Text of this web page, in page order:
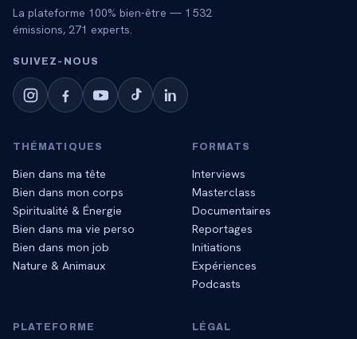
La plateforme 100% bien-être — 1 532
émissions, 271 experts.
SUIVEZ‑NOUS
THÉMATIQUES
Bien dans ma tête
Bien dans mon corps
Spiritualité & Énergie
Bien dans ma vie perso
Bien dans mon job
Nature & Animaux
FORMATS
Interviews
Masterclass
Documentaires
Reportages
Initiations
Expériences
Podcasts
PLATEFORME LÉGAL